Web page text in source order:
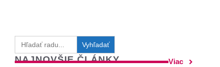
Search
for:
NAJNOVŠIE ČLÁNKY Viac